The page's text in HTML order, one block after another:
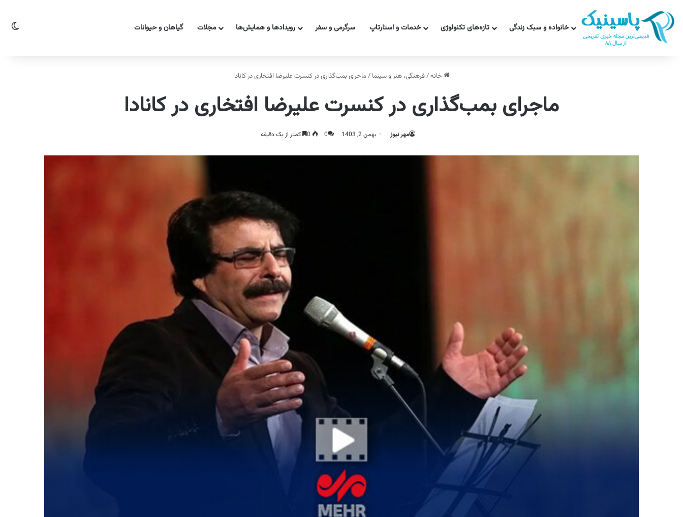
خانواده و سبک زندگی تازه‌های تکنولوژی خدمات و استارتاپ سرگرمی و سفر رویدادها و همایش‌ها مجلات گیاهان و حیوانات
خانه/فرهنگی، هنر و سینما /ماجرای بمب‌گذاری در کنسرت علیرضا افتخاری در کانادا
ماجرای بمب‌گذاری در کنسرت علیرضا افتخاری در کانادا
مهر نیوز بهمن 2, 1403 0 کمتر از یک دقیقه